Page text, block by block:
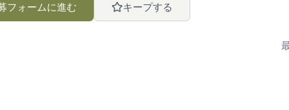
フォームに進む キープする